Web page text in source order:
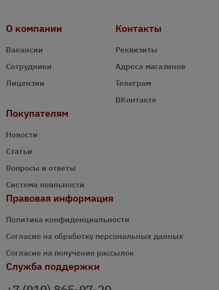
О компании
Вакансии
Сотрудники
Лицензии
Контакты
Реквизиты
Адреса магазинов
Телеграм
ВКонтакте
Покупателям
Новости
Статьи
Вопросы и ответы
Система лояльности
Правовая информация
Политика конфиденциальности
Согласие на обработку персональных данных
Согласие на получение рассылок
Служба поддержки